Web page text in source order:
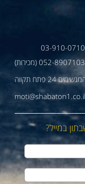
03-910-0710
052-8907103 (מכירות)
במייל?